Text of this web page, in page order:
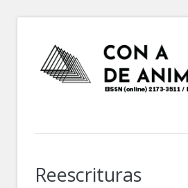
Reescrituras